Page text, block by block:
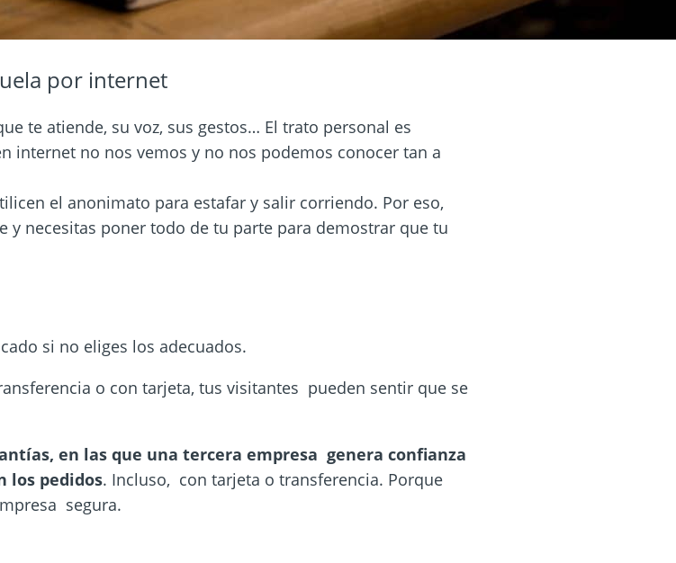
por internet
te atiende, su voz, sus gestos… El trato personal es
internet no nos vemos y no nos podemos conocer tan a
el anonimato para estafar y salir corriendo. Por eso,
y necesitas poner todo de tu parte para demostrar que tu
si no eliges los adecuados.
o con tarjeta, tus visitantes pueden sentir que se
en las que una tercera empresa genera confianza
los pedidos. Incluso, con tarjeta o transferencia. Porque
segura.